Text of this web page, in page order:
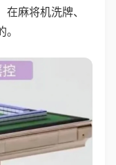
麻将机洗牌、